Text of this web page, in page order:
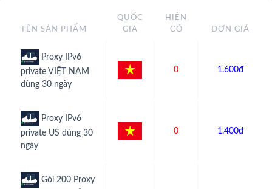
TÊN SẢN PHẨM
QUỐC
GIA
HIỆN
CÓ
ĐƠN GIÁ
Proxy IPv6
private VIỆT NAM
dùng 30 ngày
0 1.600đ
Proxy IPv6
private US dùng 30
ngày
0 1.400đ
Gói 200 Proxy